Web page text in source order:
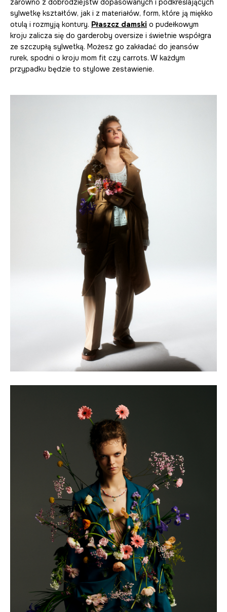
zarówno z dobrodziejstw dopasowanych i podkreślających
sylwetkę kształtów, jak i z materiałów, form, które ją miękko
otulą i rozmyją kontury. Płaszcz damski o pudełkowym
kroju zalicza się do garderoby oversize i świetnie współgra
ze szczupłą sylwetką. Możesz go zakładać do jeansów
rurek, spodni o kroju mom fit czy carrots. W każdym
przypadku będzie to stylowe zestawienie.